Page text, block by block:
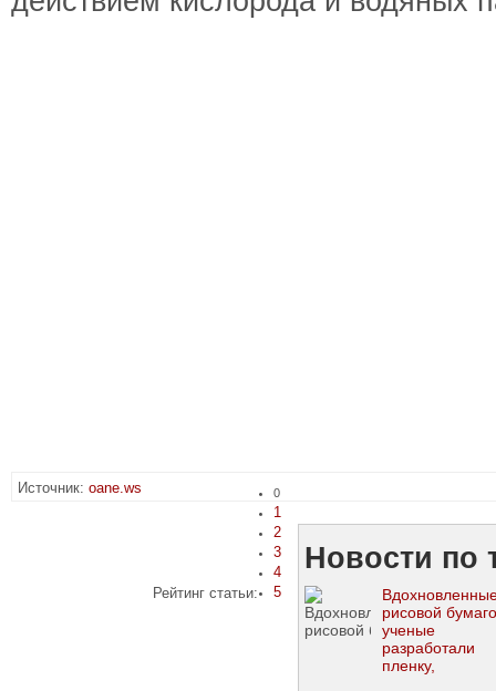
Источник: oane.ws
Рейтинг статьи:
0
1
2
3
4
5
Новости по
рисовой
ученые
разработали
пленку,